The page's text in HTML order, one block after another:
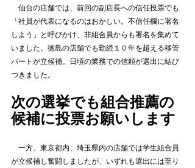
仙台の店舗では、前回の副店長への信任投票でも
「社員が代表になるのはおかしい。不信任欄に署名
しよう」と呼びかけ、非組合員からも署名を集めて
いました。徳島の店舗でも勤続１０年を超える移管
パートが立候補。日頃の業務での信頼が選出に結び
つきました。
次の選挙でも組合推薦の
候補に投票お願いします
一方、東京都内、埼玉県内の店舗では学生組合員
が立候補し奮闘しましたが、いずれも選出には至り